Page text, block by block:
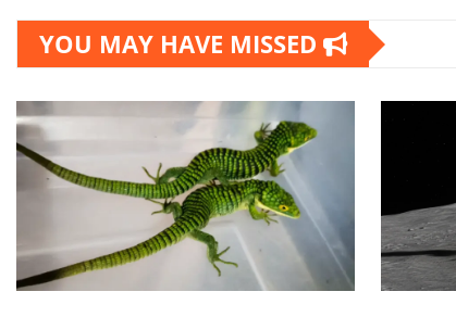
YOU MAY HAVE MISSED